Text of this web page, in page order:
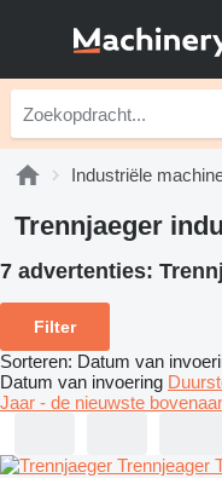
Industriële
Trennjaeger
7 advertenties:
Filter
Sorteren: Datum van
Datum van invoering
Jaar - de nieuwste